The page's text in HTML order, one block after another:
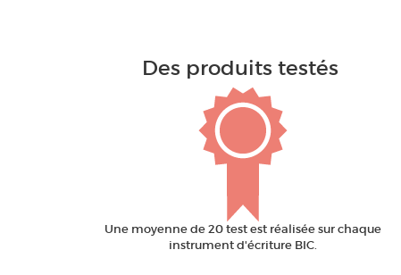
Des produits testés
Une moyenne de 20 test est réalisée sur chaque
instrument d'écriture BIC.